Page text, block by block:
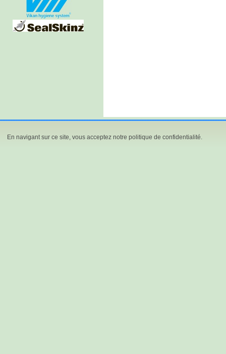
En navigant sur ce site, vous acceptez notre politique de confidentialité.